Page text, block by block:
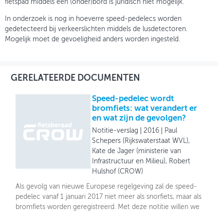
fietspad middels een (onder)bord is juridisch niet mogelijk.
In onderzoek is nog in hoeverre speed-pedelecs worden
gedetecteerd bij verkeerslichten middels de lusdetectoren.
Mogelijk moet de gevoeligheid anders worden ingesteld.
GERELATEERDE DOCUMENTEN
Speed-pedelec wordt
bromfiets: wat verandert er
en wat zijn de gevolgen?
Notitie-verslag 2016
Paul
Schepers (Rijkswaterstaat WVL),
Kate de Jager (ministerie van
Infrastructuur en Milieu), Robert
Hulshof (CROW)
Als gevolg van nieuwe Europese regelgeving zal de speed-
pedelec vanaf 1 januari 2017 niet meer als snorfiets, maar als
bromfiets worden geregistreerd. Met deze notitie willen we